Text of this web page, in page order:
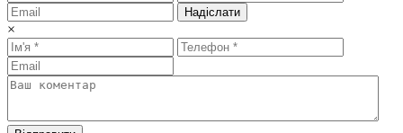
Надіслати
×